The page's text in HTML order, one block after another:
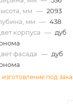
мм — 2093
мм — 438
корпуса — дуб
фасада — дуб
изготовление под